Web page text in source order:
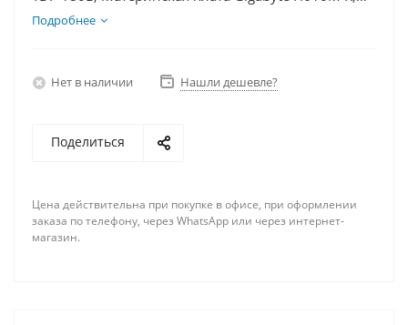
Видеокарта RX 6400 4Гб, Память DDR4 16Gb,
Подробнее
Нет в наличии Нашли дешевле?
Поделиться
Цена действительна при покупке в офисе, при оформлении
заказа по телефону, через WhatsApp или через интернет-
магазин.